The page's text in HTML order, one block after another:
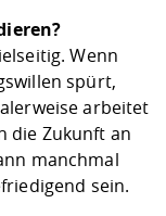
Wenn
spürt,
arbeitet
die Zukunft an
manchmal
sein.